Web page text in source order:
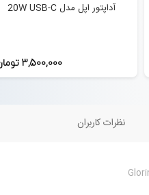
آداپتور اپل مدل 20W USB-C
3,500,000 تومان
نظرات کاربران